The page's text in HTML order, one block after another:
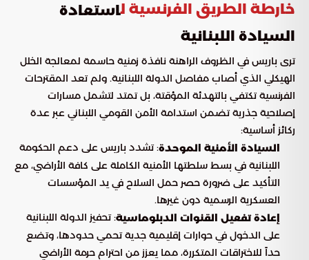
خارطة الطريق الفرنسية لاستعادة
السيادة اللبنانية
ترى باريس في الظروف الراهنة نافذة زمنية حاسمة لمعالجة الخلل
الهيكلي الذي أصاب مفاصل الدولة اللبنانية. ولم تعد المقترحات
الفرنسية تكتفي بالتهدئة المؤقتة، بل تمتد لتشمل مسارات
إصلاحية جذرية تضمن استدامة الأمن القومي اللبناني عبر عدة
ركائز أساسية:
السيادة الأمنية الموحدة: تشدد باريس على دعم الحكومة
اللبنانية في بسط سلطتها الأمنية الكاملة على كافة الأراضي، مع
التأكيد على ضرورة حصر حمل السلاح في يد المؤسسات
العسكرية الرسمية دون غيرها.
إعادة تفعيل القنوات الدبلوماسية: تحفيز الدولة اللبنانية
على الدخول في حوارات إقليمية جدية تحمي حدودها، وتضع
حداً للاختراقات المتكررة، مما يعزز من احترام حرمة الأراضي